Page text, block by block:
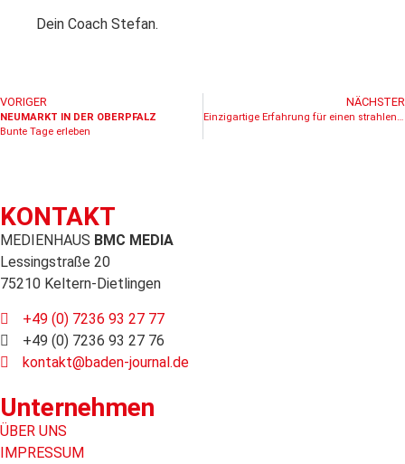
Dein Coach Stefan.
VORIGER
NEUMARKT IN DER OBERPFALZ
Bunte Tage erleben
NÄCHSTER
Einzigartige Erfahrung für einen strahlenden Teint
KONTAKT
MEDIENHAUS BMC MEDIA
Lessingstraße 20
75210 Keltern-Dietlingen
+49 (0) 7236 93 27 77
+49 (0) 7236 93 27 76
kontakt@baden-journal.de
Unternehmen
ÜBER UNS
IMPRESSUM